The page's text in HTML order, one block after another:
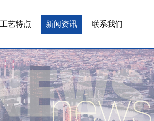
工艺特点 新闻资讯 联系我们